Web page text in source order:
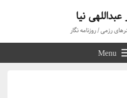
عبداللهی نیا
رزمی / روزنامه نگار
Menu